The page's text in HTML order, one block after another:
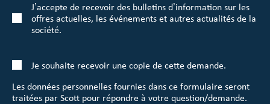
J’accepte de recevoir des bulletins d’information sur les
offres actuelles, les événements et autres actualités de la
société.
Je souhaite recevoir une copie de cette demande.
Les données personnelles fournies dans ce formulaire seront
traitées par Scott pour répondre à votre question/demande.